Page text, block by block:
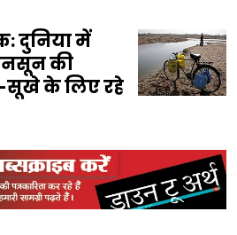
दुनिया में
की
सूखे के लिए रहे